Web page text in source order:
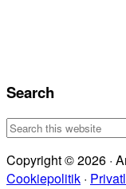
Search
Search
website
Copyright © 2026 ·
Cookiepolitik ·